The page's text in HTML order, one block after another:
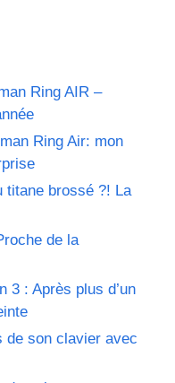
Ring AIR –
Ring Air: mon
titane brossé ?! La
de la
3 : Après plus d’un
de son clavier avec